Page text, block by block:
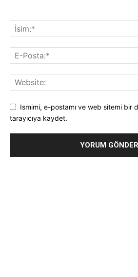
Ismimi, e-postamı ve web sitemi bir
tarayıcıya kaydet.